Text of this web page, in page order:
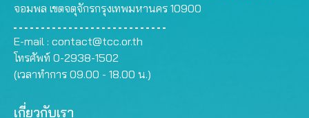
จอมพล เขตจตุจักรกรุงเทพมหานคร 10900
E-mail : contact@tcc.or.th
โทรศัพท์ 0-2938-1502
(เวลาทำการ 09.00 - 18.00 น.)
เกี่ยวกับเรา